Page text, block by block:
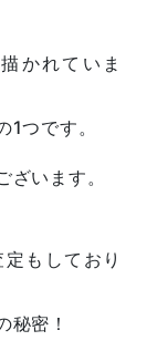
かれていま
つです。
います。
もしており
秘密！